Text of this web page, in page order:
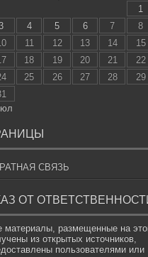
1
4 5 6 7 8
11 12 13 14 15
18 19 20 21 22
25 26 27 28 29
СВЯЗЬ
ОТ
материалы, размещенные на
из открытых источников,
пользователями или